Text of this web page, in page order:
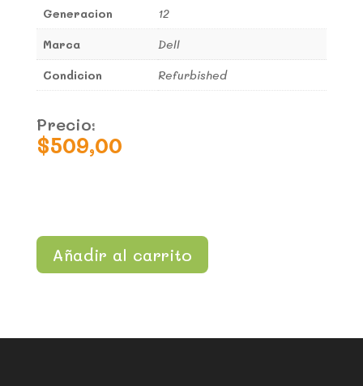
Generacion
12
Marca
Dell
Condicion
Refurbished
Precio:
$509,00
Añadir al carrito